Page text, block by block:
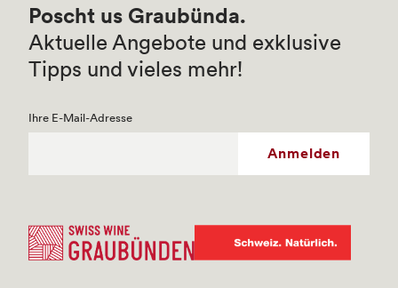
Poscht us Graubünda.
Aktuelle Angebote und exklusive
Tipps und vieles mehr!
Ihre E-Mail-Adresse
Anmelden